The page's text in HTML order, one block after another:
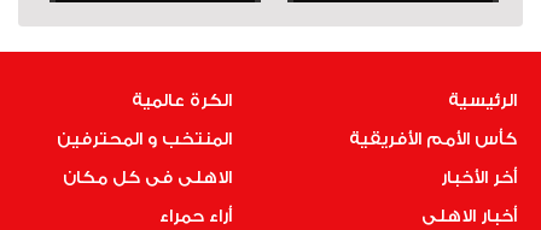
الرئيسية
كأس الأمم الأفريقية
أخر الأخبار
أخبار الاهلى
الكرة عالمية
المنتخب و المحترفين
الاهلى فى كل مكان
أراء حمراء